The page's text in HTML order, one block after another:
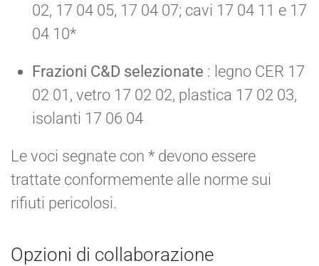
02, 17 04 05, 17 04 07; cavi 17 04 11 e 17
04 10*
Frazioni C&D selezionate : legno CER 17
02 01, vetro 17 02 02, plastica 17 02 03,
isolanti 17 06 04
Le voci segnate con * devono essere
trattate conformemente alle norme sui
rifiuti pericolosi.
Opzioni di collaborazione